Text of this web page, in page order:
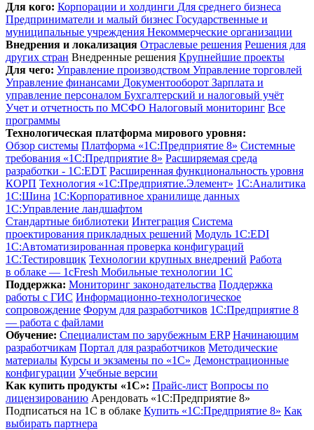
Для кого: Корпорации и холдинги Для среднего бизнеса
Предприниматели и малый бизнес Государственные и
муниципальные учреждения Некоммерческие организации
Внедрения и локализация Отраслевые решения Решения для
других стран Внедренные решения Крупнейшие проекты
Для чего: Управление производством Управление торговлей
Управление финансами Документооборот Зарплата и
управление персоналом Бухгалтерский и налоговый учёт
Учет и отчетность по МСФО Налоговый мониторинг Все
программы
Технологическая платформа мирового уровня:
Обзор системы Платформа «1С:Предприятие 8» Системные
требования «1С:Предприятие 8» Расширяемая среда
разработки - 1C:EDT Расширенная функциональность уровня
КОРП Технология «1С:Предприятие.Элемент» 1C:Аналитика
1С:Шина 1С:Корпоративное хранилище данных
1С:Управление ландшафтом
Стандартные библиотеки Интеграция Система
проектирования прикладных решений Модуль 1C:EDI
1С:Автоматизированная проверка конфигураций
1С:Тестировщик Технологии крупных внедрений Работа
в облаке — 1cFresh Мобильные технологии 1С
Поддержка: Мониторинг законодательства Поддержка
работы с ГИС Информационно-технологическое
сопровождение Форум для разработчиков 1С:Предприятие 8
— работа с файлами
Обучение: Cпециалистам по зарубежным ERP Начинающим
разработчикам Портал для разработчиков Методические
материалы Курсы и экзамены по «1С» Демонстрационные
конфигурации Учебные версии
Как купить продукты «1С»: Прайс-лист Вопросы по
лицензированию Арендовать «1С:Предприятие 8»
Подписаться на 1С в облаке Купить «1С:Предприятие 8» Как
выбирать партнера